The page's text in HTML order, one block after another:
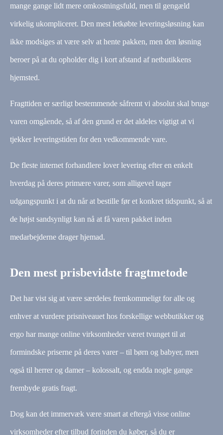
mange gange lidt mere omkostningsfuld, men til gengæld
virkelig ukompliceret. Den mest letkøbte leveringsløsning kan
ikke modsiges at være selv at hente pakken, men den løsning
beroer på at du opholder dig i kort afstand af netbutikkens
hjemsted.
Fragttiden er særligt bestemmende såfremt vi absolut skal bruge
varen omgående, så af den grund er det aldeles vigtigt at vi
tjekker leveringstiden for den vedkommende vare.
De fleste internet forhandlere lover levering efter en enkelt
hverdag på deres primære varer, som alligevel tager
udgangspunkt i at du når at bestille før et konkret tidspunkt, så at
de højst sandsynligt kan nå at få varen pakket inden
medarbejderne drager hjemad.
Den mest prisbevidste fragtmetode
Det har vist sig at være særdeles fremkommeligt for alle og
enhver at vurdere prisniveauet hos forskellige webbutikker og
ergo har mange online virksomheder været tvunget til at
formindske priserne på deres varer – til børn og babyer, men
også til herrer og damer – kolossalt, og endda nogle gange
frembyde gratis fragt.
Dog kan det immervæk være smart at eftergå visse online
virksomheder efter tilbud forinden du køber, så du er